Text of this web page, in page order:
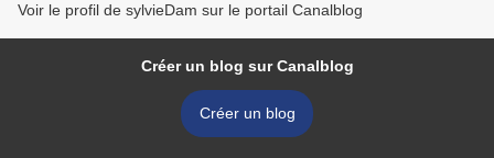
Voir le profil de sylvieDam sur le portail Canalblog
Créer un blog sur Canalblog
Créer un blog